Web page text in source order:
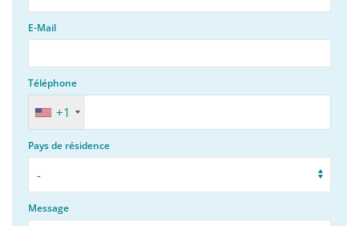
E-Mail
Téléphone
+1
Pays de résidence
Message